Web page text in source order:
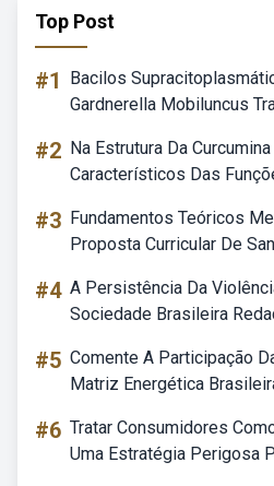
Top Post
#1
Bacilos
Gardnerella Mobiluncus
#2 Na Estrutura Da
Característicos Das
#3 Fundamentos Teóricos
Proposta Curricular De
#4 A Persistência Da
Sociedade Brasileira
#5 Comente A Participação
Matriz Energética
#6 Tratar Consumidores
Uma Estratégia Perigosa